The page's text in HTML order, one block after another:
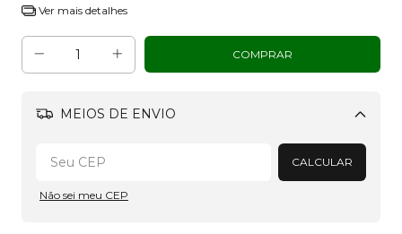
Ver mais detalhes
MEIOS DE ENVIO
Alterar CEP
CALCULAR
Não sei meu CEP